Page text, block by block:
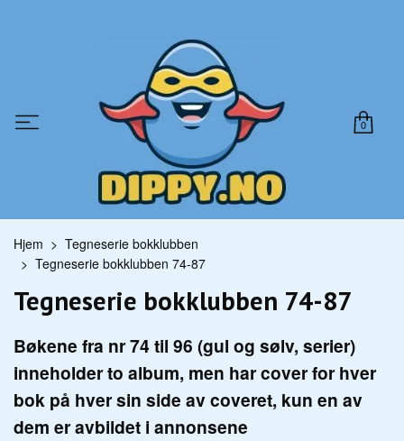
0
Hjem
Tegneserie bokklubben
Tegneserie bokklubben 74-87
Tegneserie bokklubben 74-87
Bøkene fra nr 74 til 96 (gul og sølv, serier)
inneholder to album, men har cover for hver
bok på hver sin side av coveret, kun en av
dem er avbildet i annonsene